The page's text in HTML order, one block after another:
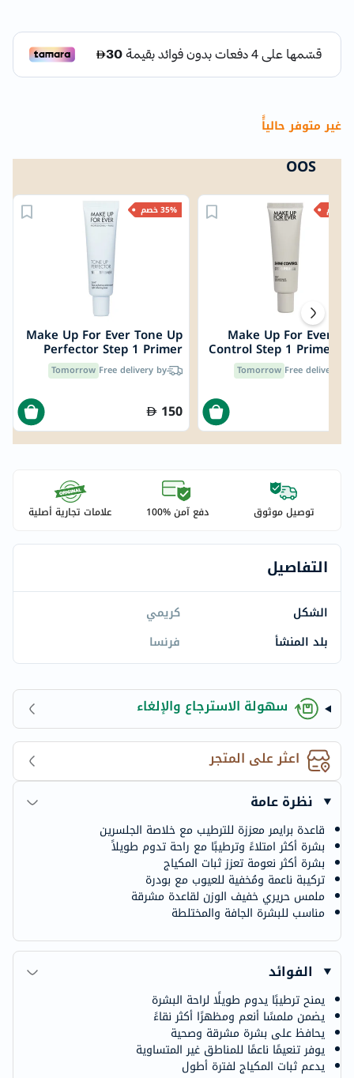
غير متوفر حالياًً
OOS
35% خصم
Make Up For Ever Tone Up
Perfector Step 1 Primer
30ml
Free delivery by
Tomorrow
150
Make Up For Ever
Control Step 1 Primer
Free delivery by
Tomorrow
توصيل موثوق دفع آمن %100 علامات تجارية أصلية
التفاصيل
الشكل
كريمي
بلد المنشأ
فرنسا
سهولة الاسترجاع والإلغاء
اعثر على المتجر
نظرة عامة
قاعدة برايمر معززة للترطيب مع خلاصة الجلسرين
بشرة أكثر امتلاءً وترطيبًا مع راحة تدوم طويلاً
بشرة أكثر نعومة تعزز ثبات المكياج
تركيبة ناعمة ومُخفية للعيوب مع بودرة
ملمس حريري خفيف الوزن لقاعدة مشرقة
مناسب للبشرة الجافة والمختلطة
الفوائد
يمنح ترطيبًا يدوم طويلًا لراحة البشرة
يضمن ملمسًا أنعم ومظهرًا أكثر نقاءً
يحافظ على بشرة مشرقة وصحية
يوفر تنعيمًا ناعمًا للمناطق غير المتساوية
يدعم ثبات المكياج لفترة أطول